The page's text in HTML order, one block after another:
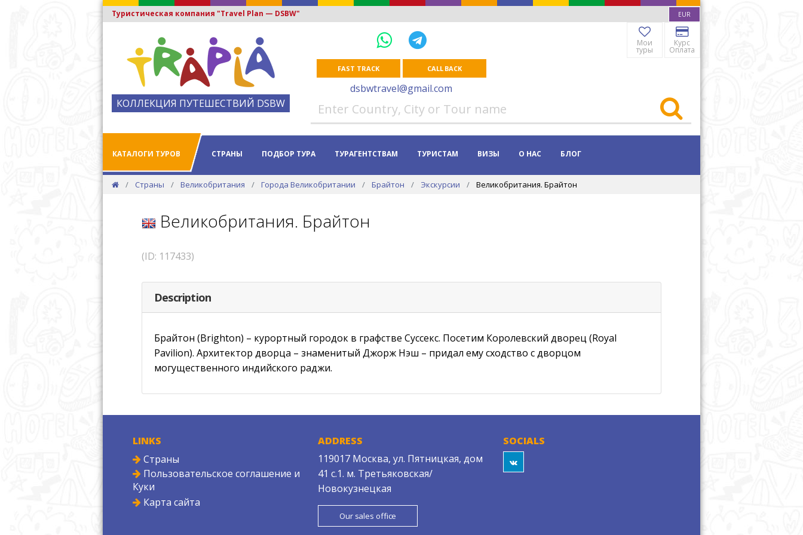
Туристическая компания "Travel Plan — DSBW" EUR
КОЛЛЕКЦИЯ ПУТЕШЕСТВИЙ DSBW
FAST TRACK CALL BACK
dsbwtravel@gmail.com
Мои
туры
Курс
Оплата
КАТАЛОГИ ТУРОВ СТРАНЫ ПОДБОР ТУРА ТУРАГЕНТСТВАМ ТУРИСТАМ ВИЗЫ О НАС БЛОГ
Страны Великобритания Города Великобритании Брайтон Экскурсии Великобритания. Брайтон
Великобритания. Брайтон
(ID: 117433)
Description
Брайтон (Brighton) – курортный городок в графстве Суссекс. Посетим Королевский дворец (Royal
Pavilion). Архитектор дворца – знаменитый Джорж Нэш – придал ему сходство с дворцом
могущественного индийского раджи.
LINKS
Страны
Пользовательское соглашение и
Куки
Карта сайта
ADDRESS
119017 Москва, ул. Пятницкая, дом
41 с.1. м. Третьяковская/
Новокузнецкая
Our sales office
SOCIALS